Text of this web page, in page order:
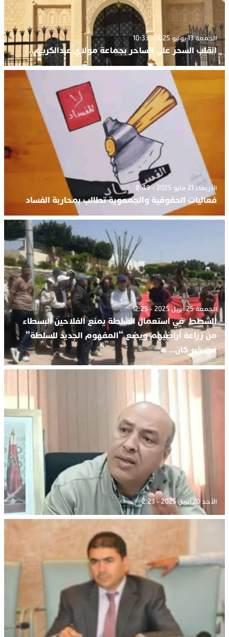
الجمعة 13 يونيو 2025 - 10:33
انقلب السحر على الساحر بجماعة مولاي عبدالكريم..
الأربعاء 21 مايو 2025 - 8:49
فعاليات الحقوقية والجمعوية تطالب بمحاربة الفساد
الجمعة 25 أبريل 2025 - 12:25
الشطط في استعمال السلطة يمنع الفلاحين البسطاء
من زراعة أراضيهم ويضع “المفهوم الجديد للسلطة”
في خبر كان..
الأحد 20 أبريل 2025 - 2:23